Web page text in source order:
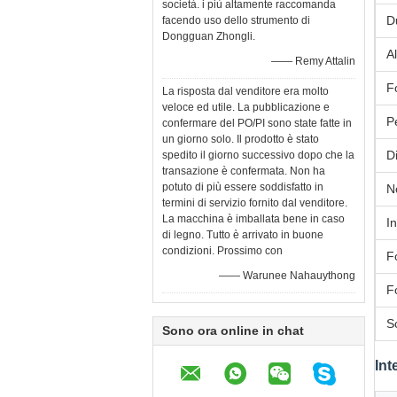
società. i più altamente raccomanda
facendo uso dello strumento di
Dongguan Zhongli.
—— Remy Attalin
La risposta dal venditore era molto
veloce ed utile. La pubblicazione e
confermare del PO/PI sono state fatte in
un giorno solo. Il prodotto è stato
spedito il giorno successivo dopo che la
transazione è confermata. Non ha
potuto di più essere soddisfatto in
termini di servizio fornito dal venditore.
La macchina è imballata bene in caso
di legno. Tutto è arrivato in buone
condizioni. Prossimo con
—— Warunee Nahauythong
Sono ora online in chat